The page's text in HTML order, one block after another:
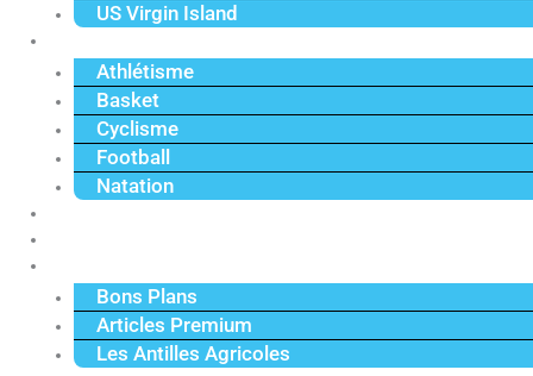
US Virgin Island
Athlétisme
Basket
Cyclisme
Football
Natation
Bons Plans
Articles Premium
Les Antilles Agricoles